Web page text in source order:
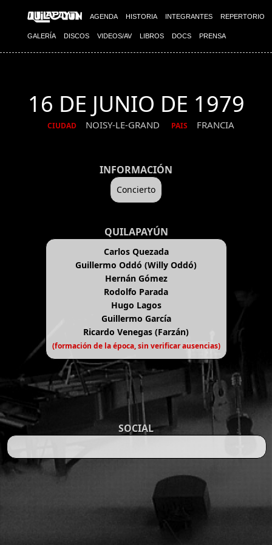
AGENDA HISTORIA INTEGRANTES REPERTORIO
GALERÍA DISCOS VIDEOS/AV LIBROS DOCS PRENSA
16 DE JUNIO DE 1979
CIUDAD NOISY-LE-GRAND PAIS FRANCIA
INFORMACIÓN
Concierto
QUILAPAYÚN
Carlos Quezada
Guillermo Oddó (Willy Oddó)
Hernán Gómez
Rodolfo Parada
Hugo Lagos
Guillermo García
Ricardo Venegas (Farzán)
(formación de la época, sin verificar ausencias)
SOCIAL